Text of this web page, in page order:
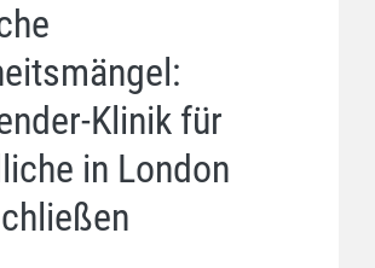
Klinik für
in London